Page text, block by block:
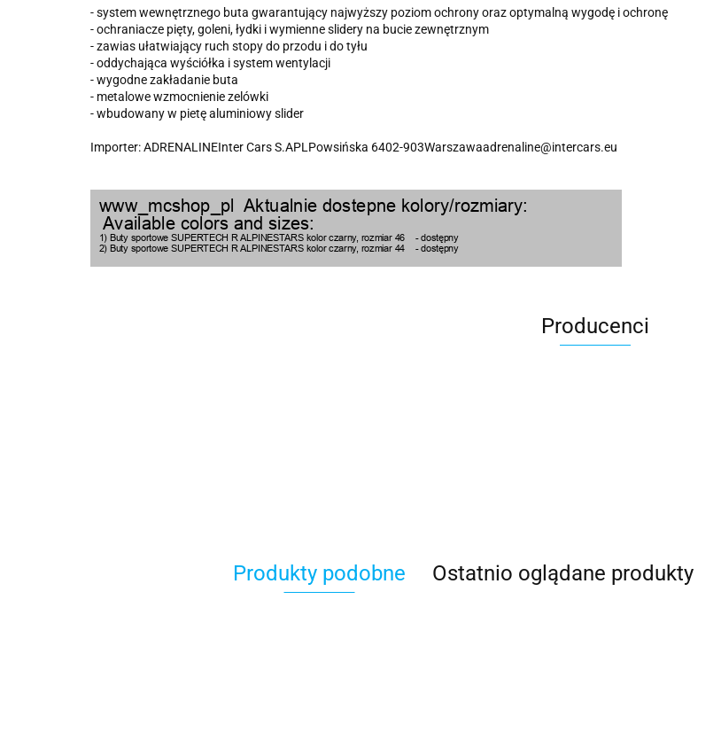
- system wewnętrznego buta gwarantujący najwyższy poziom ochrony oraz optymalną wygodę i ochronę
- ochraniacze pięty, goleni, łydki i wymienne slidery na bucie zewnętrznym
- zawias ułatwiający ruch stopy do przodu i do tyłu
- oddychająca wyściółka i system wentylacji
- wygodne zakładanie buta
- metalowe wzmocnienie zelówki
- wbudowany w pietę aluminiowy slider
Importer: ADRENALINEInter Cars S.APLPowsińska 6402-903Warszawaadrenaline@intercars.eu
Producenci
100%
Produkty podobne Ostatnio oglądane produkty